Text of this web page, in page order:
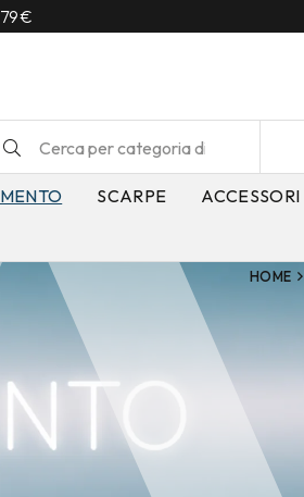
SCARPE ACCESSORI
HOME